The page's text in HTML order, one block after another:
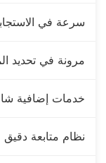
سرعة في
مرونة في تحديد
خدمات إضافية
نظام متابعة